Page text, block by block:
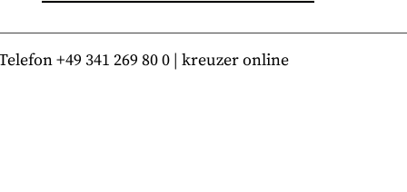
+49 341 269 80 0 | kreuzer online